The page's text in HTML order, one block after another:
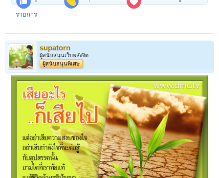
รายการ
supatorn
ผู้สนับสนุนเว็บพลังจิต
ผู้สนับสนุนพิเศษ